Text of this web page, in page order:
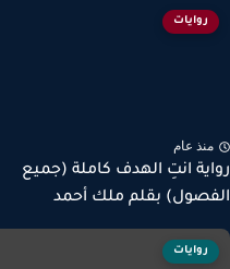
روايات
عام
انتِ الهدف كاملة (جميع
بقلم ملك أحمد
روايات